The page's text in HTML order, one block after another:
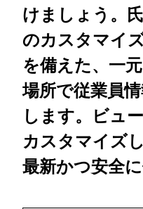
けましょう。
のカスタマイ
を備えた、一
場所で従業員
します。ビュ
カスタマイズ
最新かつ安全に